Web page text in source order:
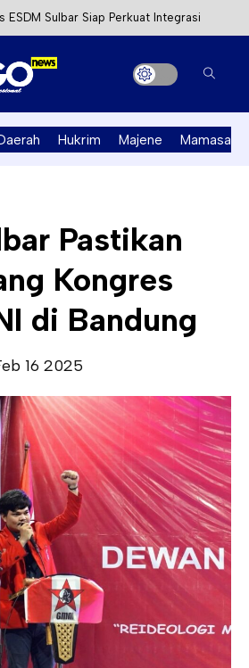
ESDM Sulbar Siap Perkuat Integrasi
Air Tanah melalui Aplikasi SAPO
Kapolresta Absen, APPK Mamuju
Kejanggalan Kasus Tambang Emas Ilegal
DPO Pengeroyokan SPBU Tapalang
Satu Lagi Kabur ke Kalimantan
Hukrim Majene Mamasa
Pastikan
Kongres
di Bandung
16 2025